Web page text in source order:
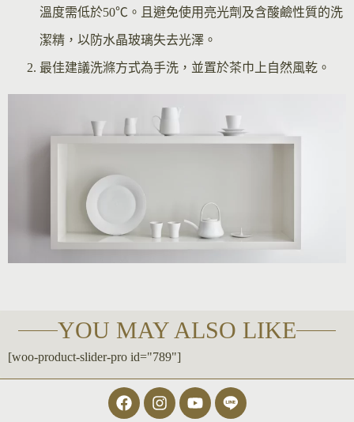
溫度需低於50℃。且避免使用亮光劑及含酸鹼性質的洗
潔精，以防水晶玻璃失去光澤。
最佳建議洗滌方式為手洗，並置於茶巾上自然風乾。
YOU MAY ALSO LIKE
[woo-product-slider-pro id="789"]